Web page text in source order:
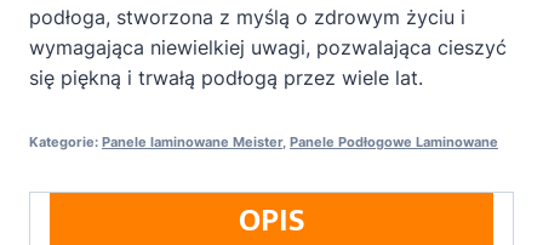
podłoga, stworzona z myślą o zdrowym życiu i
wymagająca niewielkiej uwagi, pozwalająca cieszyć
się piękną i trwałą podłogą przez wiele lat.
Kategorie: Panele laminowane Meister, Panele Podłogowe Laminowane
OPIS